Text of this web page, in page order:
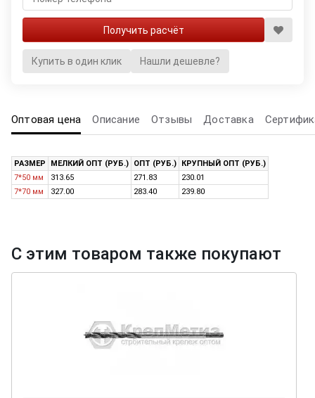
Купить в один клик Нашли дешевле?
Оптовая цена Описание Отзывы Доставка
РАЗМЕР МЕЛКИЙ ОПТ (РУБ.) ОПТ (РУБ.)
КРУПНЫЙ ОПТ (РУБ.)
7*50 мм
313.65 271.83
230.01
7*70 мм
327.00 283.40 239.80
С этим товаром также покупают